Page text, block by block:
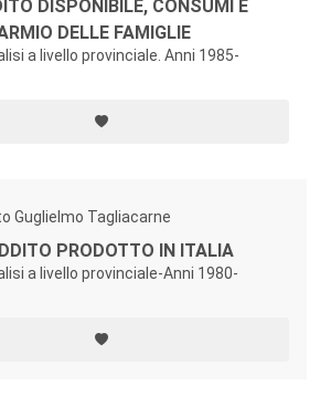
DISPONIBILE, CONSUMI E
DELLE FAMIGLIE
a livello provinciale. Anni 1985-
Guglielmo Tagliacarne
PRODOTTO IN ITALIA
a livello provinciale-Anni 1980-